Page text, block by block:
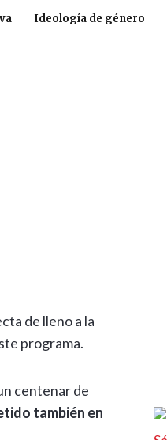
Ideología de género
de lleno a la
programa.
centenar de
también en